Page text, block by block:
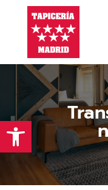
Abrir